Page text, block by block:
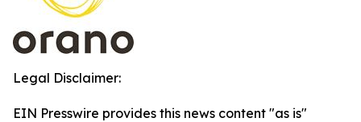
Legal Disclaimer:
EIN Presswire provides this news content "as is"